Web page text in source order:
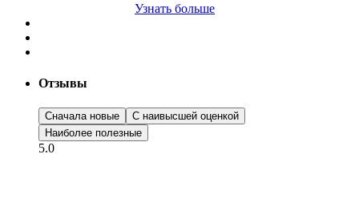
Узнать больше
Отзывы
Сначала новые
С наивысшей оценкой
Наиболее полезные
5.0